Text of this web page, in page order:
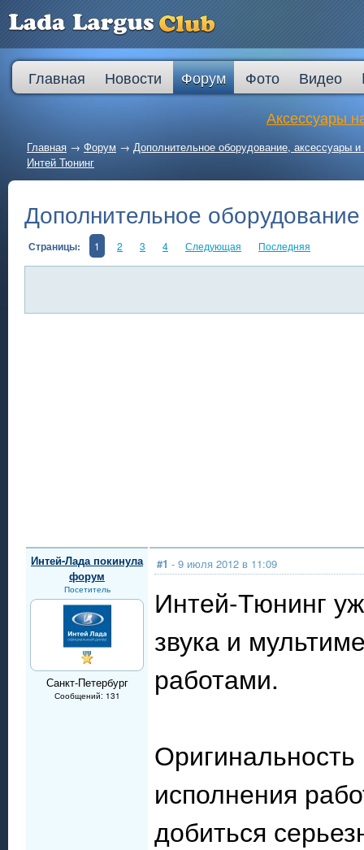
Главная Новости Форум Фото Видео
Аксессуары
Главная → Форум → Дополнительное оборудование, аксессуары и
Интей Тюнинг
Дополнительное
Страницы: 1 2 3 4 Следующая Последняя
Интей-Лада покинула
форум
Посетитель
Санкт-Петербург
Сообщений: 131
#1 - 9 июля 2012 в 11:09
Интей-Тюнинг
звука и
работами.
исполнения
добиться